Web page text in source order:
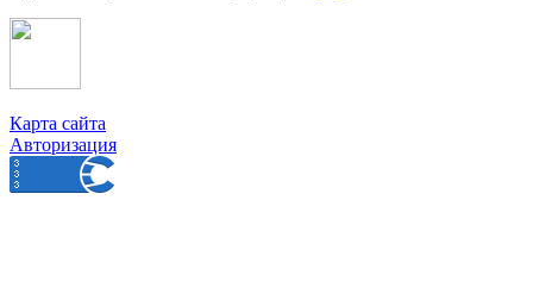
Карта сайта
Авторизация